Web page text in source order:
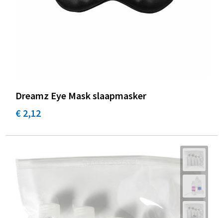
Dreamz Eye Mask slaapmasker
€ 2,12